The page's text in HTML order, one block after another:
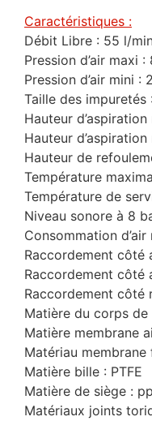
Caractéristiques :
Débit Libre : 55 l/
Pression d’air maxi :
Pression d’air mini :
Taille des impuretés
Hauteur
Hauteur
Hauteur de
Température
Température de
Niveau sonore à 8
Consommation
Raccordement côté
Raccordement côté
Raccordement côté
Matière du corps
Matière membrane
Matériau membrane
Matière bille : PTFE
Matière de siège : pp
Matériaux joints